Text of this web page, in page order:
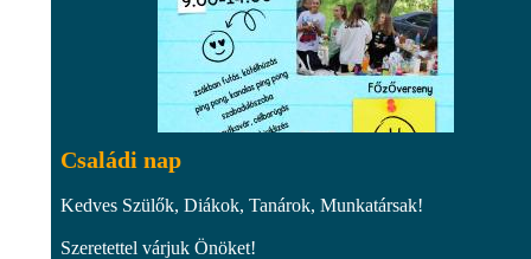
Családi nap
Kedves Szülők, Diákok, Tanárok, Munkatársak!
Szeretettel várjuk Önöket!